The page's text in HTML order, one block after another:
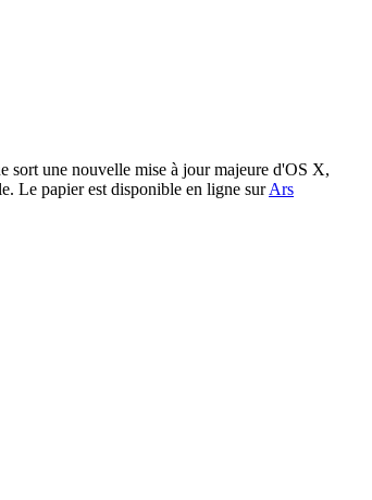
sort une nouvelle mise à jour majeure d'OS X,
Le papier est disponible en ligne surArs